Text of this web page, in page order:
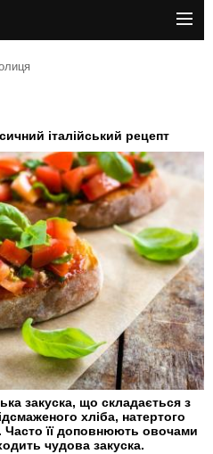
італійський рецепт
закуска, що складається з
хліба, натертого
Часто її доповнюють овочами
чудова закуска.